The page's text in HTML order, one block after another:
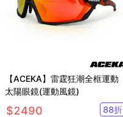
【ACEKA】雷霆狂潮全框運動
太陽眼鏡(運動風鏡)
$2490 88折